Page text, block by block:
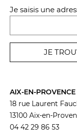
Je saisis une
JE
AIX-EN-PROVENCE
18 rue Laurent
13100 Aix-en-
04 42 29 86 53